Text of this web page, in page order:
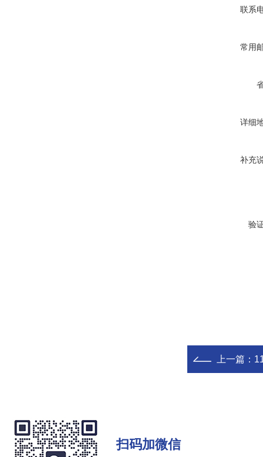
联系
常用
详细
补充
验
上一篇：
扫码加微信